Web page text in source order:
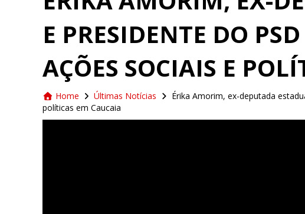
E PRESIDENTE DO
AÇÕES SOCIAIS E
Home Últimas Notícias
Érika Amorim, ex-deputada
políticas em Caucaia